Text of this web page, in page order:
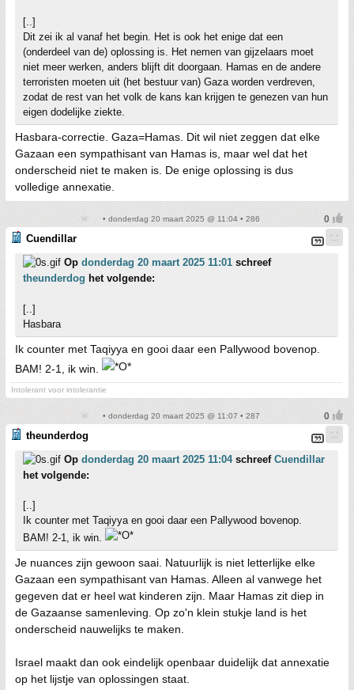
[..]
Dit zei ik al vanaf het begin. Het is ook het enige dat een
(onderdeel van de) oplossing is. Het nemen van gijzelaars moet
niet meer werken, anders blijft dit doorgaan. Hamas en de andere
terroristen moeten uit (het bestuur van) Gaza worden verdreven,
zodat de rest van het volk de kans kan krijgen te genezen van hun
eigen dodelijke ziekte.
Hasbara-correctie. Gaza=Hamas. Dit wil niet zeggen dat elke
Gazaan een sympathisant van Hamas is, maar wel dat het
onderscheid niet te maken is. De enige oplossing is dus
volledige annexatie.
• donderdag 20 maart 2025 @ 11:04 • 286
Cuendillar
Op donderdag 20 maart 2025 11:01 schreef
theunderdog het volgende:
[..]
Hasbara
Ik counter met Taqiyya en gooi daar een Pallywood bovenop.
BAM! 2-1, ik win.
Intolerant voor intolerantie
• donderdag 20 maart 2025 @ 11:07 • 287
theunderdog
Op donderdag 20 maart 2025 11:04schreef Cuendillar
het volgende:
[..]
Ik counter met Taqiyya en gooi daar een Pallywood bovenop.
BAM! 2-1, ik win.
Je nuances zijn gewoon saai. Natuurlijk is niet letterlijke elke
Gazaan een sympathisant van Hamas. Alleen al vanwege het
gegeven dat er heel wat kinderen zijn. Maar Hamas zit diep in
de Gazaanse samenleving. Op zo'n klein stukje land is het
onderscheid nauwelijks te maken.
Israel maakt dan ook eindelijk openbaar duidelijk dat annexatie
op het lijstje van oplossingen staat.